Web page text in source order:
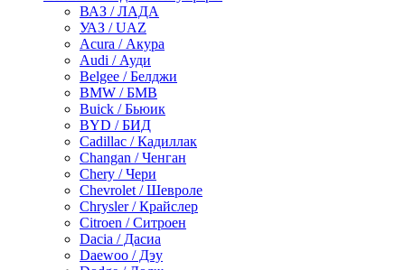
ВАЗ / ЛАДА
УАЗ / UAZ
Acura / Акура
Audi / Ауди
Belgee / Белджи
BMW / БМВ
Buick / Бьюик
BYD / БИД
Cadillac / Кадиллак
Changan / Ченган
Chery / Чери
Chevrolet / Шевроле
Chrysler / Крайслер
Citroen / Ситроен
Dacia / Дасиа
Daewoo / Дэу